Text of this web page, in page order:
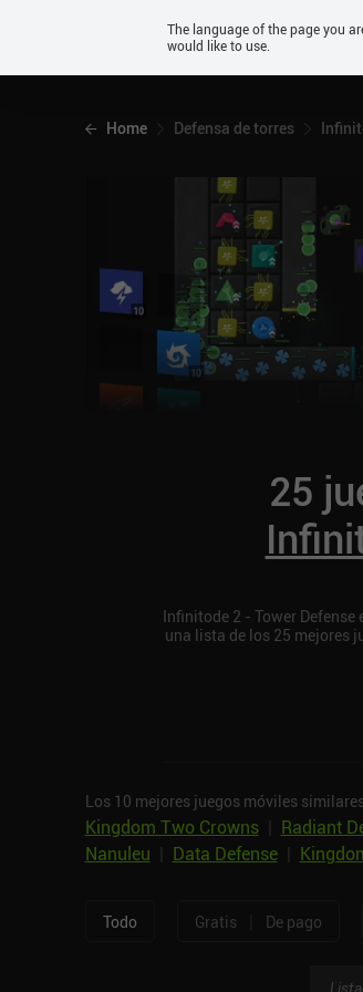
Android
Home Defensa de torres
25
Infinitode 2 - Tower Defense
una lista de los 25 mejores
Los 10 mejores juegos móviles
Kingdom Two Crowns| Radiant
Nanuleu
Data Defense|
Todo Gratis De pago
The language of the page you
would like to use.